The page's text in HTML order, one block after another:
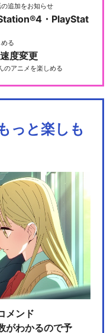
ち ムービーコミッ
ち ムービーコミッ
追加をお知らせ
・PlayStat
る
度変更
のアニメを楽しめる
っと楽しも
メンド
がわかるので予